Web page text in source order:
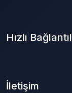
Hızlı
İletişim